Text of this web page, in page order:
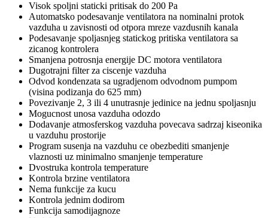
Visok spoljni staticki pritisak do 200 Pa
Automatsko podesavanje ventilatora na nominalni protok
vazduha u zavisnosti od otpora mreze vazdusnih kanala
Podesavanje spoljasnjeg statickog pritiska ventilatora sa
zicanog kontrolera
Smanjena potrosnja energije DC motora ventilatora
Dugotrajni filter za ciscenje vazduha
Odvod kondenzata sa ugradjenom odvodnom pumpom
(visina podizanja do 625 mm)
Povezivanje 2, 3 ili 4 unutrasnje jedinice na jednu spoljasnju
Mogucnost unosa vazduha odozdo
Dodavanje atmosferskog vazduha povecava sadrzaj kiseonika
u vazduhu prostorije
Program susenja na vazduhu ce obezbediti smanjenje
vlaznosti uz minimalno smanjenje temperature
Dvostruka kontrola temperature
Kontrola brzine ventilatora
Nema funkcije za kucu
Kontrola jednim dodirom
Funkcija samodijagnoze